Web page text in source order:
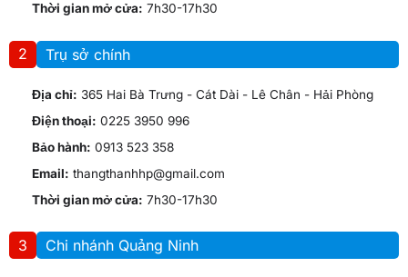
Thời gian mở cửa: 7h30-17h30
2 Trụ sở chính
Địa chỉ: 365 Hai Bà Trưng - Cát Dài - Lê Chân - Hải Phòng
Điện thoại: 0225 3950 996
Bảo hành: 0913 523 358
Email: thangthanhhp@gmail.com
Thời gian mở cửa: 7h30-17h30
3 Chi nhánh Quảng Ninh